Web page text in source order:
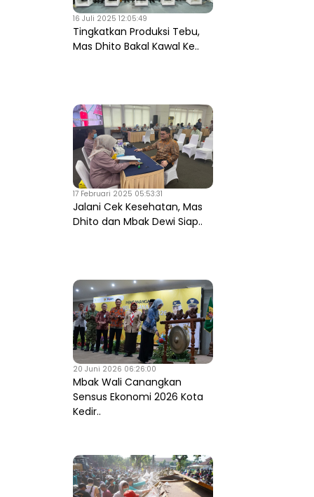
16 Juli 2025 12:05:49
Tingkatkan Produksi Tebu,
Mas Dhito Bakal Kawal Ke..
17 Februari 2025 05:53:31
Jalani Cek Kesehatan, Mas
Dhito dan Mbak Dewi Siap..
20 Juni 2026 06:26:00
Mbak Wali Canangkan
Sensus Ekonomi 2026 Kota
Kedir..